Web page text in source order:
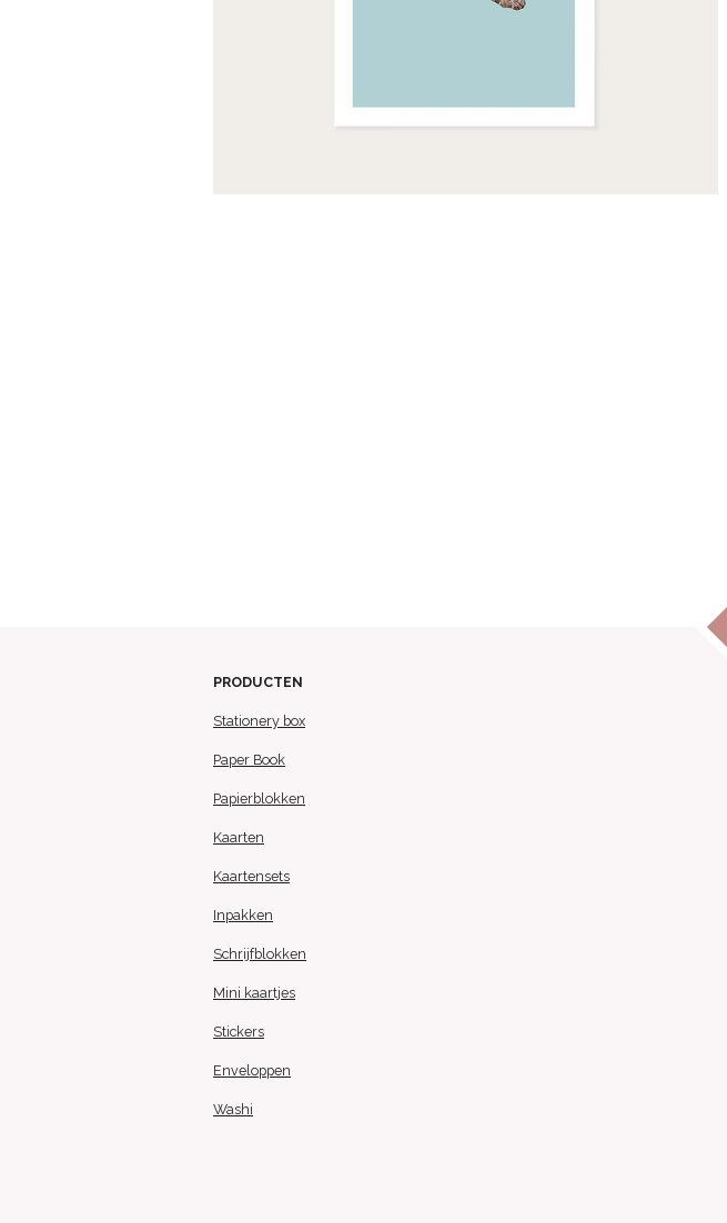
PRODUCTEN
Stationery box
Paper Book
Papierblokken
Kaarten
Kaartensets
Inpakken
Schrijfblokken
Mini kaartjes
Stickers
Enveloppen
Washi